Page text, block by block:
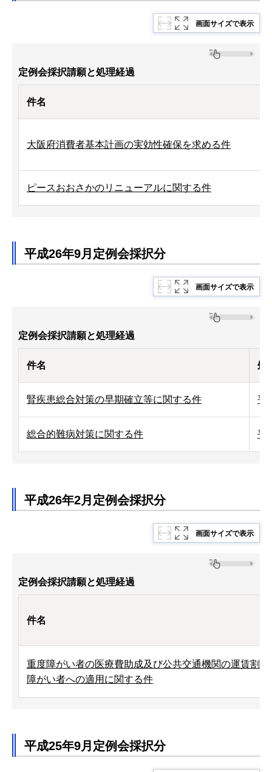
画面サイズで表示
定例会採択請願と処理経過
件名
大阪府消費者基本計画の実効性確保を求める件
ピースおおさかのリニューアルに関する件
平成26年9月定例会採択分
画面サイズで表示
定例会採択請願と処理経過
件名 処
腎疾患総合対策の早期確立等に関する件 平
総合的難病対策に関する件 平
平成26年2月定例会採択分
画面サイズで表示
定例会採択請願と処理経過
件名
重度障がい者の医療費助成及び公共交通機関の運賃割引
障がい者への適用に関する件
平成25年9月定例会採択分